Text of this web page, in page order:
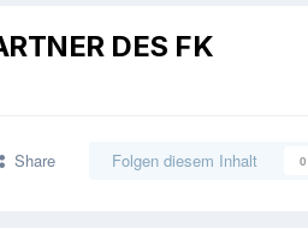
DES FK
Share Folgen diesem Inhalt 0